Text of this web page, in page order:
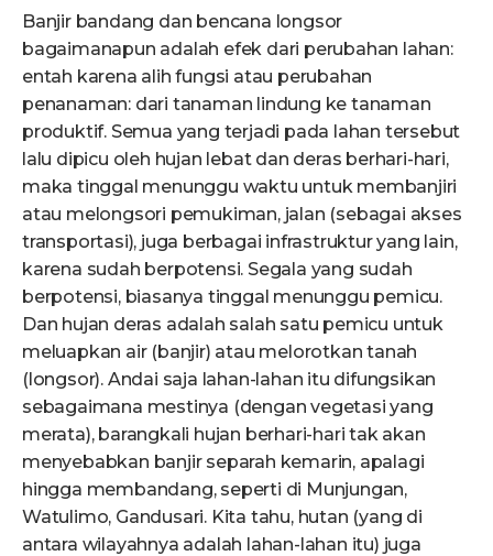
Banjir bandang dan bencana longsor
bagaimanapun adalah efek dari perubahan lahan:
entah karena alih fungsi atau perubahan
penanaman: dari tanaman lindung ke tanaman
produktif. Semua yang terjadi pada lahan tersebut
lalu dipicu oleh hujan lebat dan deras berhari-hari,
maka tinggal menunggu waktu untuk membanjiri
atau melongsori pemukiman, jalan (sebagai akses
transportasi), juga berbagai infrastruktur yang lain,
karena sudah berpotensi. Segala yang sudah
berpotensi, biasanya tinggal menunggu pemicu.
Dan hujan deras adalah salah satu pemicu untuk
meluapkan air (banjir) atau melorotkan tanah
(longsor). Andai saja lahan-lahan itu difungsikan
sebagaimana mestinya (dengan vegetasi yang
merata), barangkali hujan berhari-hari tak akan
menyebabkan banjir separah kemarin, apalagi
hingga membandang, seperti di Munjungan,
Watulimo, Gandusari. Kita tahu, hutan (yang di
antara wilayahnya adalah lahan-lahan itu) juga